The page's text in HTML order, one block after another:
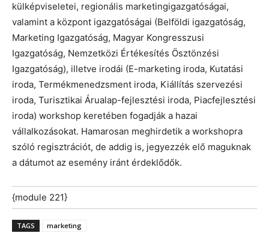
külképviseletei, regionális marketingigazgatóságai,
valamint a központ igazgatóságai (Belföldi igazgatóság,
Marketing Igazgatóság, Magyar Kongresszusi
Igazgatóság, Nemzetközi Értékesítés Ösztönzési
Igazgatóság), illetve irodái (E-marketing iroda, Kutatási
iroda, Termékmenedzsment iroda, Kiállítás szervezési
iroda, Turisztikai Árualap-fejlesztési iroda, Piacfejlesztési
iroda) workshop keretében fogadják a hazai
vállalkozásokat. Hamarosan meghirdetik a workshopra
szóló regisztrációt, de addig is, jegyezzék elő maguknak
a dátumot az esemény iránt érdeklődők.
{module 221}
TAGS marketing